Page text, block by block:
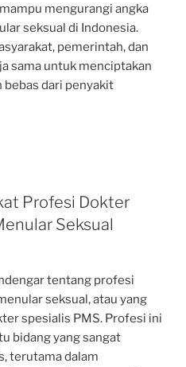
mengurangi angka
seksual di Indonesia.
pemerintah, dan
sama untuk menciptakan
bebas dari penyakit
Profesi Dokter
Seksual
tentang profesi
seksual, atau yang
spesialis PMS. Profesi ini
bidang yang sangat
terutama dalam